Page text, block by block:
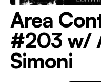
Area
#203 w/
Simoni